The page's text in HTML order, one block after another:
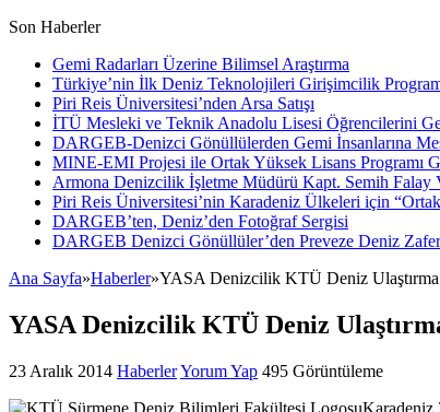
Son Haberler
Gemi Radarları Üzerine Bilimsel Araştırma
Türkiye’nin İlk Deniz Teknolojileri Girişimcilik
Piri Reis Üniversitesi’nden Arsa Satışı
İTÜ Mesleki ve Teknik Anadolu Lisesi Öğrencilerini
DARGEB-Denizci Gönüllülerden Gemi İnsanlarına
MINE-EMI Projesi ile Ortak Yüksek Lisans Programı
Armona Denizcilik İşletme Müdürü Kapt. Semih Falay
Piri Reis Üniversitesi’nin Karadeniz Ülkeleri için
DARGEB’ten, Deniz’den Fotoğraf Sergisi
DARGEB Denizci Gönüllüler’den Preveze Deniz
Ana Sayfa»Haberler»YASA Denizcilik KTÜ Deniz
YASA Denizcilik KTÜ Deniz
23 Aralık 2014 HaberlerYorum Yap 495 Görüntüleme
Karadeniz